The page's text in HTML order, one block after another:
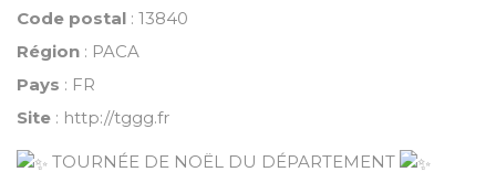
Code postal : 13840
Région : PACA
Pays : FR
Site : http://tggg.fr
TOURNÉE DE NOËL DU DÉPARTEMENT